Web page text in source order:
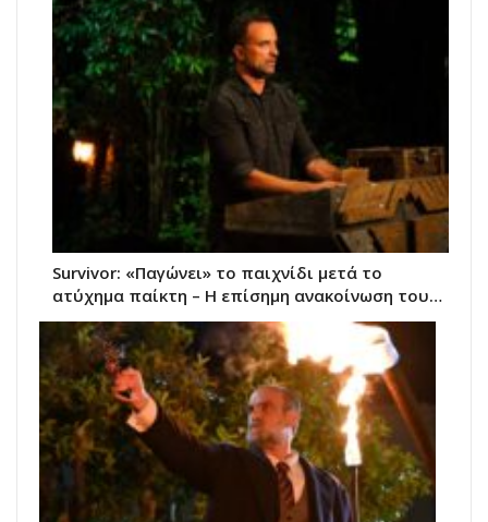
Survivor: «Παγώνει» το παιχνίδι μετά το
ατύχημα παίκτη – Η επίσημη ανακοίνωση του…